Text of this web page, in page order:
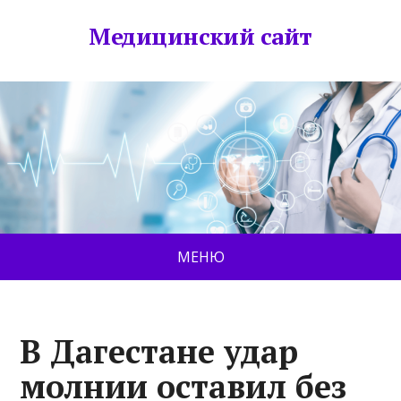
Медицинский сайт
МЕНЮ
В Дагестане удар
молнии оставил без